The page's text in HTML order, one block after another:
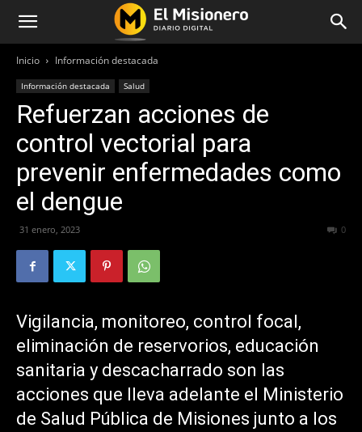
Inicio Información destacada
Información destacada Salud
Refuerzan acciones de
control vectorial para
prevenir enfermedades como
el dengue
31 enero, 2023 0
Vigilancia, monitoreo, control focal,
eliminación de reservorios, educación
sanitaria y descacharrado son las
acciones que lleva adelante el Ministerio
de Salud Pública de Misiones junto a los